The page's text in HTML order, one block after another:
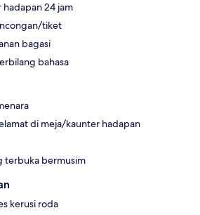
24 jam
tiket
bagasi
bahasa
di meja/kaunter hadapan
terbuka bermusim
kerusi roda